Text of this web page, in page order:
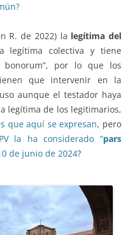
R. de 2022) la legítima del
legítima colectiva y tiene
bonorum”, por lo que los
que intervenir en la
aunque el testador haya
legítima de los legitimarios,
que aquí se expresan, pero
la ha considerado “pars
de junio de 2024?